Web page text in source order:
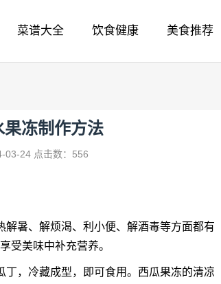
菜谱大全 饮食健康 美食推荐
冻制作方法
03-24 点击数：556
暑、解烦渴、利小便、解酒毒等方面都有
受美味中补充营养。
，冷藏成型，即可食用。西瓜果冻的清凉